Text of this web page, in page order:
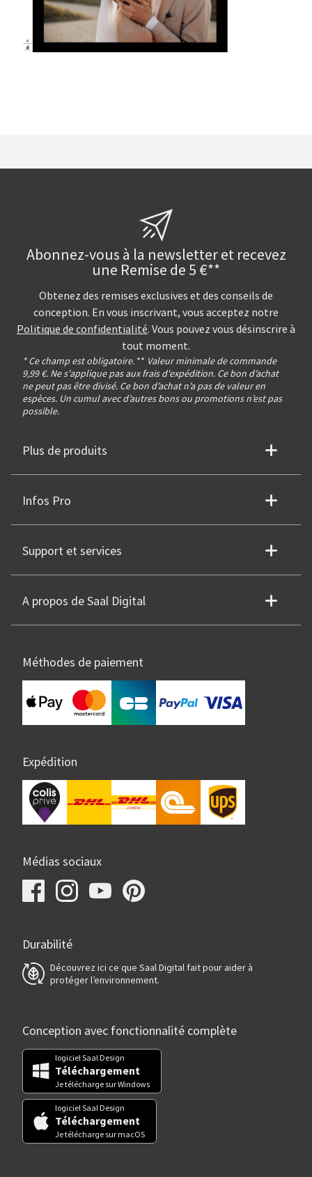
Abonnez-vous à la newsletter et recevez
une Remise de 5 €**
Obtenez des remises exclusives et des conseils de
conception. En vous inscrivant, vous acceptez notre
Politique de confidentialité. Vous pouvez vous désinscrire à
tout moment.
* Ce champ est obligatoire. ** Valeur minimale de commande
9,99 €. Ne s'applique pas aux frais d'expédition. Ce bon d’achat
ne peut pas être divisé. Ce bon d’achat n’a pas de valeur en
espèces. Un cumul avec d’autres bons ou promotions n’est pas
possible.
Plus de produits
Infos Pro
Support et services
A propos de Saal Digital
Méthodes de paiement
Expédition
Médias sociaux
Durabilité
Découvrez ici ce que Saal Digital fait pour aider à
protéger l’environnement.
Conception avec fonctionnalité complète
logiciel Saal Design
Téléchargement
Je télécharge sur Windows
logiciel Saal Design
Téléchargement
Je télécharge sur macOS